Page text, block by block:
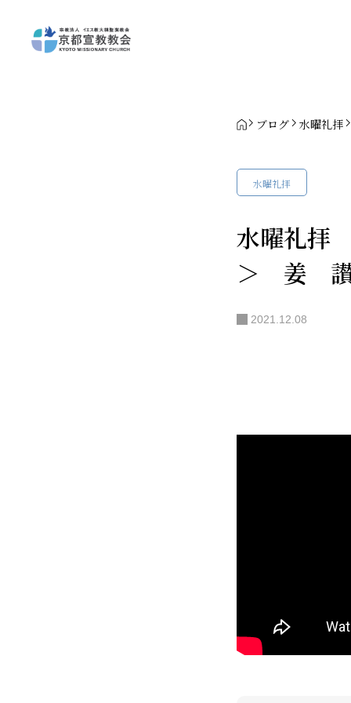
ブログ 水曜礼拝
水曜礼拝
水曜礼拝
＞ 姜 讃
2021.12.08